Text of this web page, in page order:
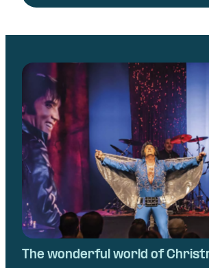
Skip navigatie
The wonderful world of